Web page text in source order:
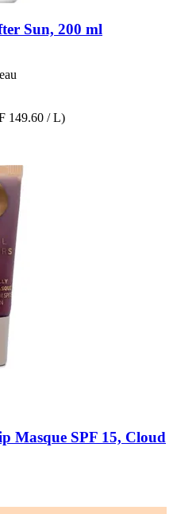
Sun, 200 ml
149.60 / L)
Masque SPF 15, Cloud